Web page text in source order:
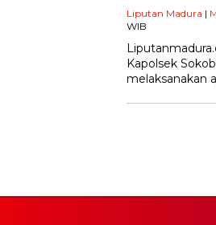
Liputan Madura |
WIB
Kapolsek
melaksanakan